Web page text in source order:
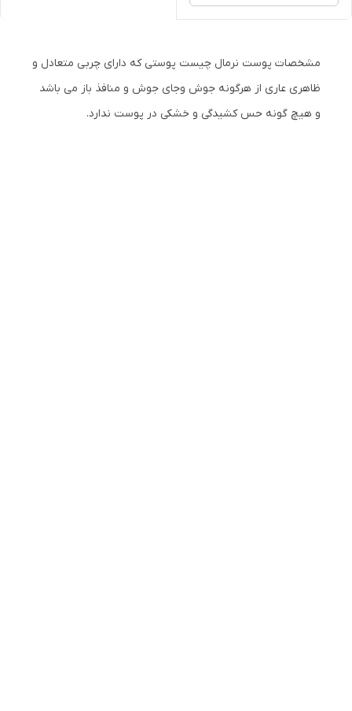
مشخصات پوست نرمال چیست پوستی که دارای چربی متعادل و
ظاهری عاری از هرگونه جوش وجای جوش و منافذ باز می باشد
و هیچ گونه حس کشیدگی و خشکی در پوست ندارد.